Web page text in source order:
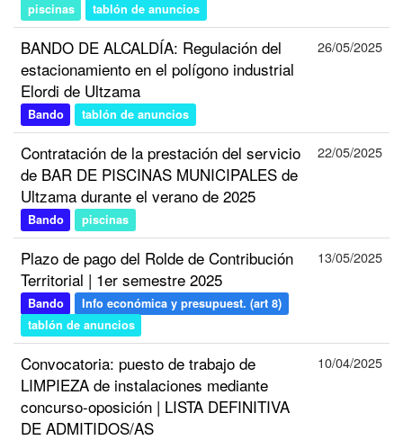
piscinas tablón de anuncios
BANDO DE ALCALDÍA: Regulación del
estacionamiento en el polígono industrial
Elordi de Ultzama
Bando tablón de anuncios
26/05/2025
Contratación de la prestación del servicio
de BAR DE PISCINAS MUNICIPALES de
Ultzama durante el verano de 2025
Bando piscinas
22/05/2025
Plazo de pago del Rolde de Contribución
Territorial | 1er semestre 2025
Bando
Info económica y presupuest. (art 8)
tablón de anuncios
13/05/2025
Convocatoria: puesto de trabajo de
LIMPIEZA de instalaciones mediante
concurso-oposición | LISTA DEFINITIVA
DE ADMITIDOS/AS
10/04/2025